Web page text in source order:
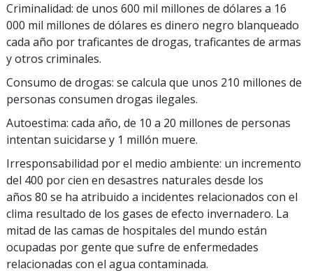
Criminalidad: de unos 600 mil millones de dólares a 16
000 mil millones de dólares es dinero negro blanqueado
cada año por traficantes de drogas, traficantes de armas
y otros criminales.
Consumo de drogas: se calcula que unos 210 millones de
personas consumen drogas ilegales.
Autoestima: cada año, de 10 a 20 millones de personas
intentan suicidarse y 1 millón muere.
Irresponsabilidad por el medio ambiente: un incremento
del 400 por cien en desastres naturales desde los
años 80 se ha atribuido a incidentes relacionados con el
clima resultado de los gases de efecto invernadero. La
mitad de las camas de hospitales del mundo están
ocupadas por gente que sufre de enfermedades
relacionadas con el agua contaminada.